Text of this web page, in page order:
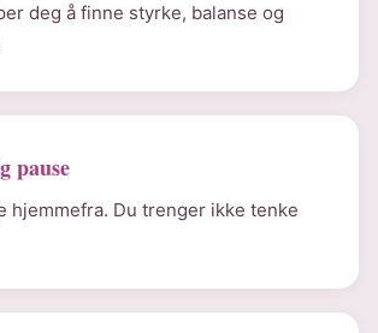
deg å finne styrke, balanse og
pause
hjemmefra. Du trenger ikke tenke